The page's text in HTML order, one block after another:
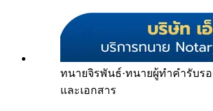
ทนายจิรพันธ์·ทนายผู้ทำคำรับร
และเอกสาร